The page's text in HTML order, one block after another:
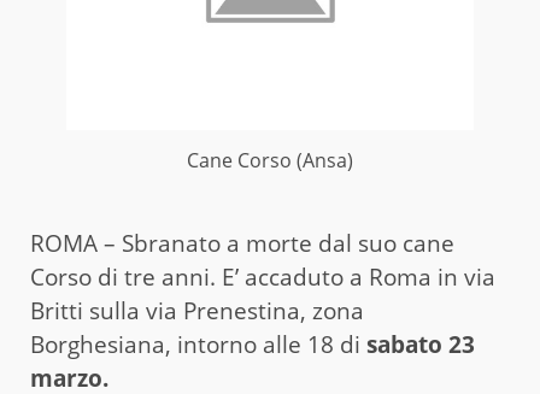
Cane Corso (Ansa)
ROMA – Sbranato a morte dal suo cane
Corso di tre anni. E’ accaduto a Roma in via
Britti sulla via Prenestina, zona
Borghesiana, intorno alle 18 di sabato 23
marzo.